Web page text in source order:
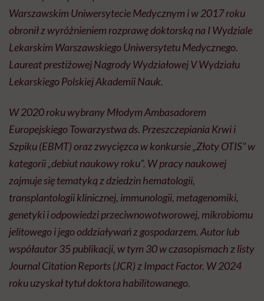
Warszawskim Uniwersytecie Medycznym i w 2017 roku
obronił z wyróżnieniem rozprawę doktorską na I Wydziale
Lekarskim Warszawskiego Uniwersytetu Medycznego.
Laureat prestiżowej Nagrody Wydziałowej V Wydziału
Lekarskiego Polskiej Akademii Nauk.
W 2020 roku wybrany Młodym Ambasadorem
Europejskiego Towarzystwa ds. Przeszczepiania Krwi i
Szpiku (EBMT) oraz zwycięzca w konkursie „Złoty OTIS” w
kategorii „debiut naukowy roku”. W pracy naukowej
zajmuje się tematyką z dziedzin hematologii,
transplantologii klinicznej, immunologii, metagenomiki,
genetyki i odpowiedzi przeciwnowotworowej, mikrobiomu
jelitowego i jego oddziaływań z gospodarzem. Autor lub
współautor 35 publikacji, w tym 30 w czasopismach z listy
Journal Citation Reports (JCR) z Impact Factor. W 2024
roku uzyskał tytuł doktora habilitowanego.